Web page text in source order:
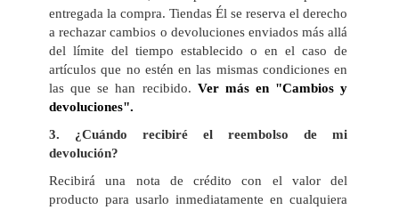
entregada la compra. Tiendas Él se reserva el derecho
a rechazar cambios o devoluciones enviados más allá
del límite del tiempo establecido o en el caso de
artículos que no estén en las mismas condiciones en
las que se han recibido. Ver más en "Cambios y
devoluciones".
3. ¿Cuándo recibiré el reembolso de mi
devolución?
Recibirá una nota de crédito con el valor del
producto para usarlo inmediatamente en cualquiera